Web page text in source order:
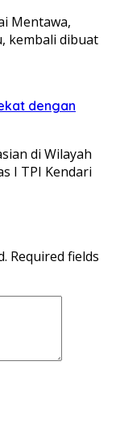
Mentawa,
kembali dibuat
dengan
di Wilayah
I TPI Kendari
Required fields